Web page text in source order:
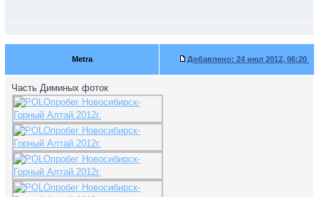
Metra Добавлено: 24 июл 2012, 06:20
Часть Диминых фоток